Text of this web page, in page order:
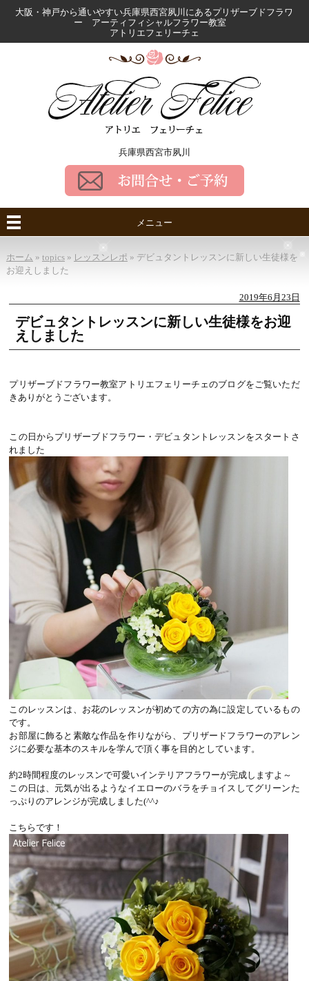
大阪・神戸から通いやすい兵庫県西宮夙川にあるプリザーブドフラワ
ー アーティフィシャルフラワー教室
アトリエフェリーチェ
兵庫県西宮市夙川
メニュー
ホーム » topics» レッスンレポ » デビュタントレッスンに新しい生徒様を
お迎えしました
2019年6月23日
デビュタントレッスンに新しい生徒様をお迎
えしました
プリザーブドフラワー教室アトリエフェリーチェのブログをご覧いただ
きありがとうございます。
この日からプリザーブドフラワー・デビュタントレッスンをスタートさ
れました
このレッスンは、お花のレッスンが初めての方の為に設定しているもの
です。
お部屋に飾ると素敵な作品を作りながら、プリザードフラワーのアレン
ジに必要な基本のスキルを学んで頂く事を目的としています。
約2時間程度のレッスンで可愛いインテリアフラワーが完成しますよ～
この日は、元気が出るようなイエローのバラをチョイスしてグリーンた
っぷりのアレンジが完成しました(^^♪
こちらです！